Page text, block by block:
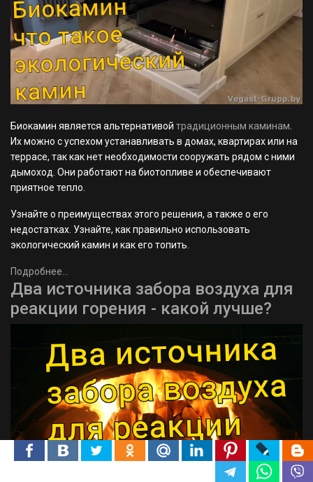
Биокамин является альтернативой традиционным каминам
Их можно с успехом устанавливать в домах, квартирах или на
террасе, так как нет необходимости сооружать рядом с ними
дымоход. Они работают на биотопливе и обеспечивают
приятное тепло.
Узнайте о преимуществах этого решения, а также о его
недостатках. Узнайте, как правильно использовать
экологический камин и как его топить.
Подробнее...
Два источника забора воздуха для
реакции горения - какой лучше?